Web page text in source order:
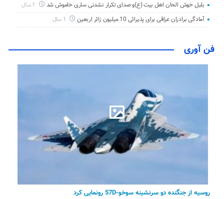
بلبل خوش الحان اهل بیت (ع)و صدای تکرار نشدنی ساری خاموش شد
آمادگی برادران عراقی برای پذیرائی 10 میلیون زائر اربعین
فن آوری
روسیه از جنگنده دو سرنشینه سوخو-57D رونمایی کرد